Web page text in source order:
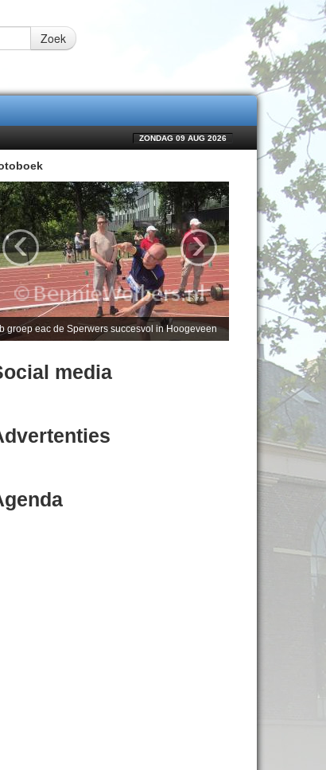
Zoek
ZONDAG 09 AUG 2026
groep eac de Sperwers succesvol in Hoogeveen
‹ ›
media